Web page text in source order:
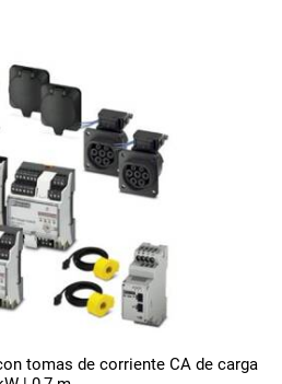
tomas de corriente CA de carga